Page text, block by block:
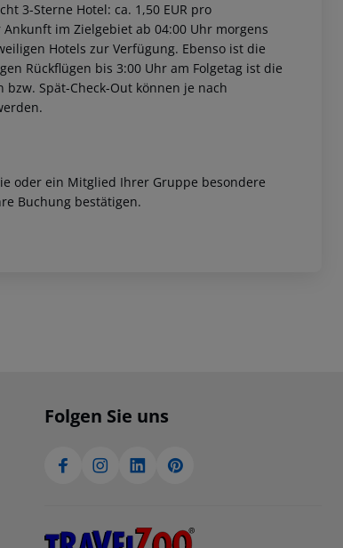
3-Sterne Hotel: ca. 1,50 EUR pro
im Zielgebiet ab 04:00 Uhr morgens
Hotels zur Verfügung. Ebenso ist die
Rückflügen bis 3:00 Uhr am Folgetag ist die
Spät-Check-Out können je nach
oder ein Mitglied Ihrer Gruppe besondere
Buchung bestätigen.
Folgen Sie uns